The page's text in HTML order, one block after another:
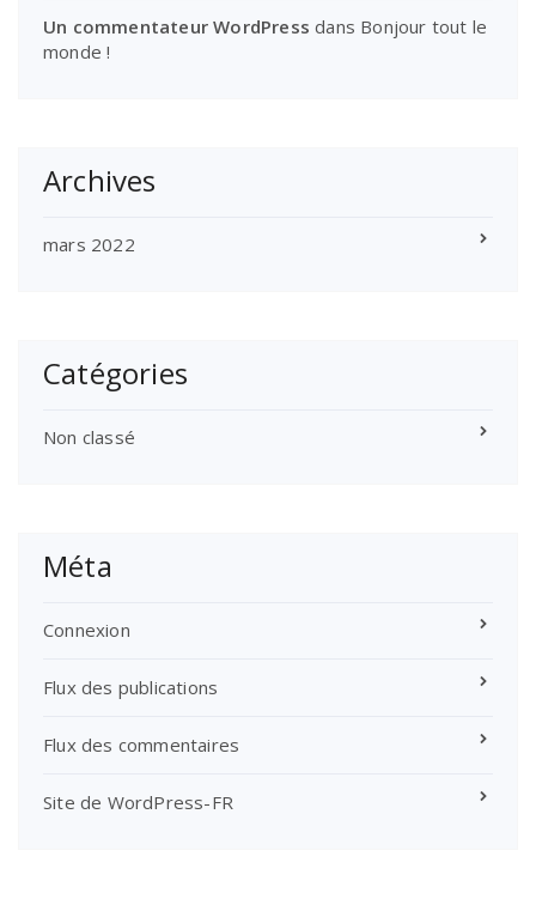
Un commentateur WordPress dans Bonjour tout le
monde !
Archives
mars 2022
Catégories
Non classé
Méta
Connexion
Flux des publications
Flux des commentaires
Site de WordPress-FR